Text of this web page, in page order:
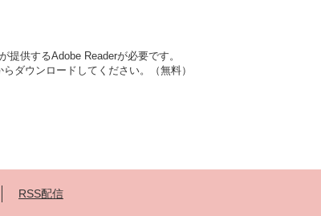
提供するAdobe Readerが必要です。
ダウンロードしてください。（無料）
RSS配信